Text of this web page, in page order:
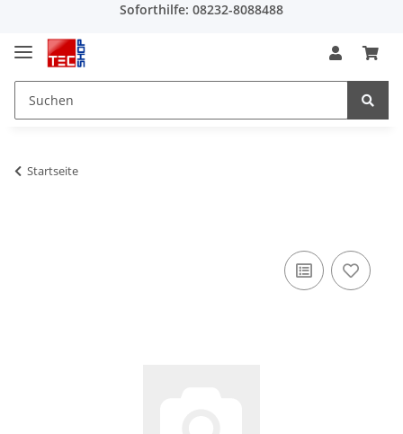
Soforthilfe: 08232-8088488
Startseite